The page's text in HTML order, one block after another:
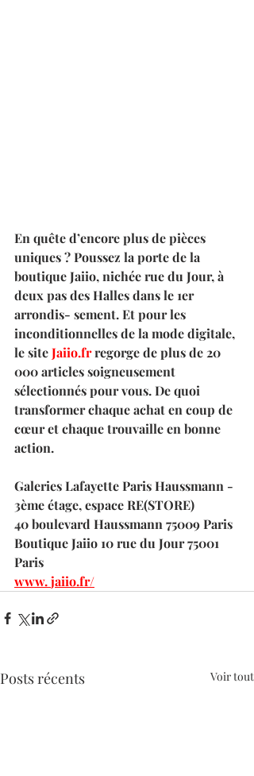
En quête d’encore plus de pièces
uniques ? Poussez la porte de la
boutique Jaiio, nichée rue du Jour, à
deux pas des Halles dans le 1er
arrondis- sement. Et pour les
inconditionnelles de la mode digitale,
le site Jaiio.fr regorge de plus de 20
000 articles soigneusement
sélectionnés pour vous. De quoi
transformer chaque achat en coup de
cœur et chaque trouvaille en bonne
action.
Galeries Lafayette Paris Haussmann -
3ème étage, espace RE(STORE)
40 boulevard Haussmann 75009 Paris
Boutique Jaiio 10 rue du Jour 75001
Paris
www. jaiio.fr/
Posts récents Voir tout